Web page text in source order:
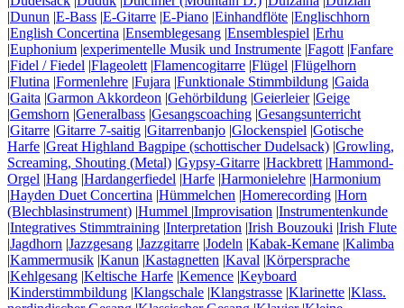
|Dunun |E-Bass |E-Gitarre |E-Piano |Einhandflöte |Englischhorn
|English Concertina |Ensemblegesang |Ensemblespiel |Erhu
|Euphonium |experimentelle Musik und Instrumente |Fagott|Fanfare
|Fidel / Fiedel |Flageolett|Flamencogitarre |Flügel |Flügelhorn
|Flutina |Formenlehre |Fujara |Funktionale Stimmbildung |Gaida
|Gaita |Garmon Akkordeon |Gehörbildung |Geierleier|Geige
|Gemshorn |Generalbass |Gesangscoaching |Gesangsunterricht
|Gitarre |Gitarre 7-saitig |Gitarrenbanjo |Glockenspiel |Gotische
Harfe |Great Highland Bagpipe (schottischer Dudelsack) |Growling,
Screaming, Shouting (Metal) |Gypsy-Gitarre |Hackbrett|Hammond-
Orgel |Hang |Hardangerfiedel |Harfe |Harmonielehre |Harmonium
|Hayden Duet Concertina |Hümmelchen |Homerecording |Horn
(Blechblasinstrument) |Hummel |Improvisation |Instrumentenkunde
|Integratives Stimmtraining |Interpretation |Irish Bouzouki |Irish Flute
|Jagdhorn |Jazzgesang |Jazzgitarre |Jodeln |Kabak-Kemane |Kalimba
|Kammermusik |Kanun |Kastagnetten |Kaval |Körpersprache
|Kehlgesang |Keltische Harfe |Kemence |Keyboard
|Kinderstimmbildung |Klangschale |Klangstrasse |Klarinette |Klass.